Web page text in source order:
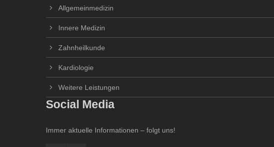
Allgemeinmedizin
Innere Medizin
Zahnheilkunde
Kardiologie
Weitere Leistungen
Social Media
Immer aktuelle Informationen – folgt uns!